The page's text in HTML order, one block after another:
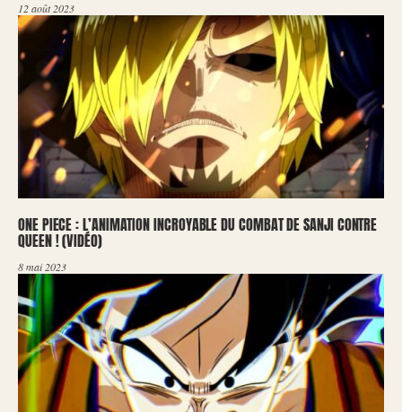
12 août 2023
ONE PIECE : L’ANIMATION INCROYABLE DU COMBAT DE SANJI CONTRE
QUEEN ! (VIDÉO)
8 mai 2023